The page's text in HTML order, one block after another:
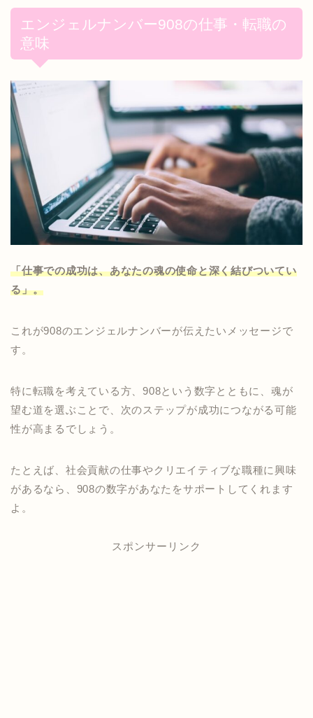
エンジェルナンバー908の仕事・転職の
意味
「仕事での成功は、あなたの魂の使命と深く結びついてい
る」。
これが908のエンジェルナンバーが伝えたいメッセージで
す。
特に転職を考えている方、908という数字とともに、魂が
望む道を選ぶことで、次のステップが成功につながる可能
性が高まるでしょう。
たとえば、社会貢献の仕事やクリエイティブな職種に興味
があるなら、908の数字があなたをサポートしてくれます
よ。
スポンサーリンク